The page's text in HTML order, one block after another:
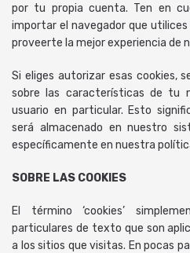
por tu propia cuenta. Ten en
importar el navegador que
proveerte la mejor experiencia de
Si eliges autorizar esas cookies,
sobre las características de tu
usuario en particular. Esto
será almacenado en nuestro
específicamente en nuestra
SOBRE LAS COOKIES
El término ‘cookies’
particulares de texto que son
a los sitios que visitas. En pocas